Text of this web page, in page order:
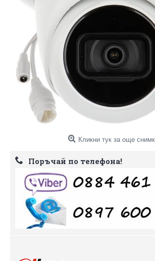
Кликни тук за още
Поръчай по телефона!